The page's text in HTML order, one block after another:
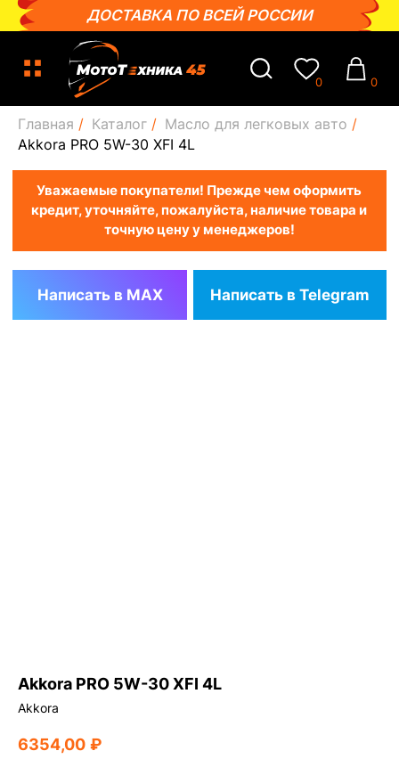
0
ДОСТАВКА ПО ВСЕЙ РОССИИ
Главная / Каталог / Масло для легковых авто /
Akkora PRO 5W-30 XFI 4L
Написать в MAX Написать в Telegram
Уважаемые покупатели! Прежде чем оформить
кредит, уточняйте, пожалуйста, наличие товара и
Akkora PRO 5W-30 XFI 4L
Akkora
6354,00 ₽